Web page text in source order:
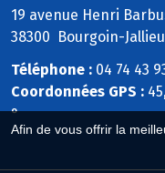
Afin de vous offrir la
19 avenue Henri
38300 Bourgoin-Jallieu
Téléphone : 04 74 43
Coordonnées GPS :
°